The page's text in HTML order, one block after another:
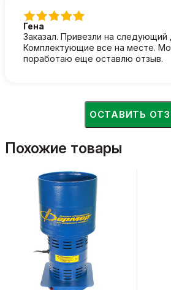
Гена
Заказал. Привезли на следующий
Комплектующие все на месте.
поработаю еще оставлю отзыв.
ОСТАВИТЬ
Похожие товары